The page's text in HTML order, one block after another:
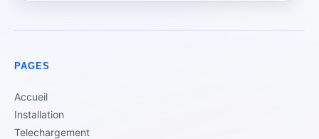
PAGES
Accueil
Installation
Telechargement